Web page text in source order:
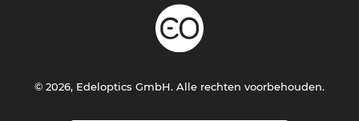
© 2026, Edeloptics GmbH. Alle rechten voorbehouden.